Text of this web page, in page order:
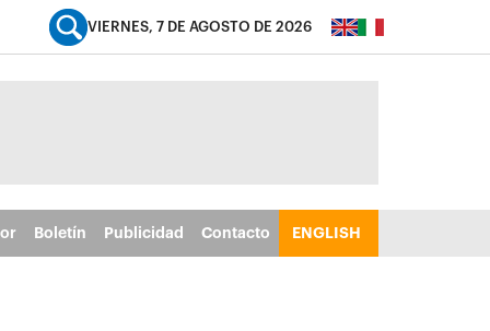
VIERNES, 7 DE AGOSTO DE 2026
Boletín Publicidad Contacto ENGLISH